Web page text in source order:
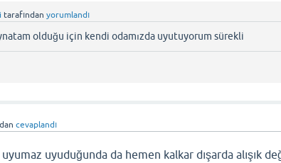
tarafından yorumlandı
olduğu için kendi odamızda uyutuyorum sürekli
cevaplandı
uyuduğunda da hemen kalkar dışarda alışık